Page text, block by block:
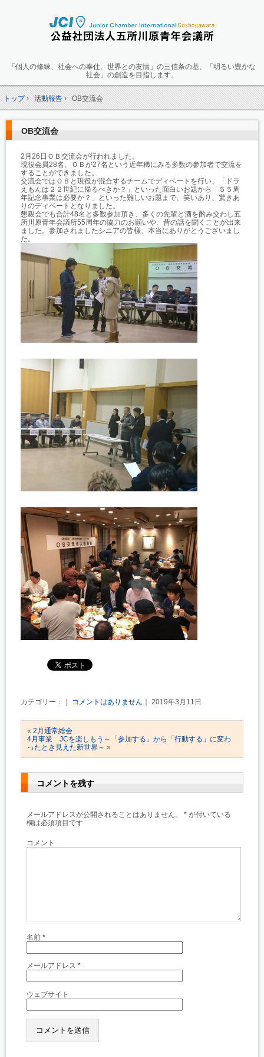
「個人の修練、社会への奉仕、世界との友情」の三信条の基、「明るい豊かな
社会」の創造を目指します。
トップ› 活動報告› OB交流会
OB交流会
2月26日ＯＢ交流会が行われました。
現役会員28名、ＯＢが27名という近年稀にみる多数の参加者で交流を
することができました。
交流会ではＯＢと現役が混合するチームでディベートを行い、「ドラ
えもんは２２世紀に帰るべきか？」といった面白いお題から「５５周
年記念事業は必要か？」といった難しいお題まで、笑いあり、驚きあ
りのディベートとなりました。
懇親会でも合計48名と多数参加頂き、多くの先輩と酒を酌み交わし五
所川原青年会議所55周年の協力のお願いや、昔の話を聞くことが出来
ました。参加されましたシニアの皆様、本当にありがとうございまし
た。
カテゴリー：｜ コメントはありません ｜ 2019年3月11日
« 2月通常総会
4月事業 JCを楽しもう～「参加する」から「行動する」に変わ
ったとき見えた新世界～ »
コメントを残す
メールアドレスが公開されることはありません。 * が付いている
欄は必須項目です
コメント
名前 *
メールアドレス *
ウェブサイト